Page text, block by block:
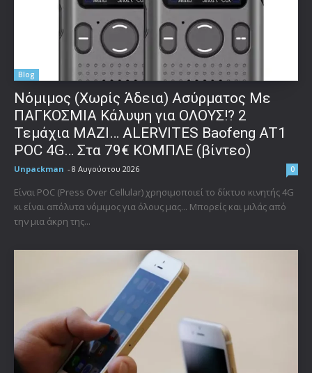
Blog
Νόμιμος (Χωρίς Άδεια) Ασύρματος Με
ΠΑΓΚΟΣΜΙΑ Κάλυψη για ΟΛΟΥΣ!? 2
Τεμάχια ΜΑΖΙ… ALERVITES Baofeng AT1
POC 4G… Στα 79€ ΚΟΜΠΛΕ (βίντεο)
Unpackman - 8 Αυγούστου 2026 0
Είναι POC (Press Over Cellular) χρησιμοποιεί το δίκτυο κινητής 4G
κι είναι απόλυτα νόμιμος για όλους μας... Μπορείς και μιλάς από
την μια άκρη της...